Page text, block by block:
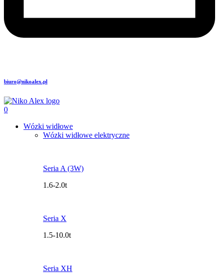
biuro@nikoalex.pl
0
Wózki widłowe
Wózki widłowe elektryczne
Seria A (3W)
1.6-2.0t
Seria X
1.5-10.0t
Seria XH